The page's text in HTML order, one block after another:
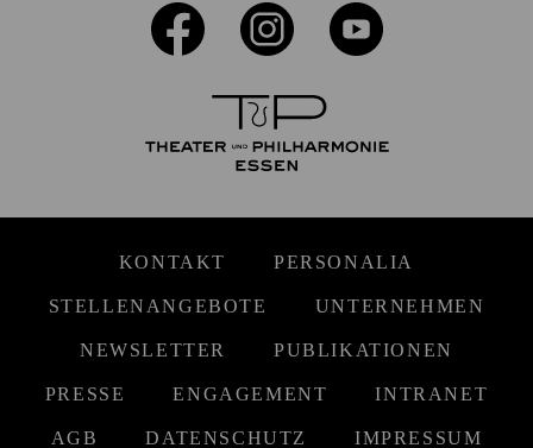
KONTAKT PERSONALIA
STELLENANGEBOTE UNTERNEHMEN
NEWSLETTER PUBLIKATIONEN
PRESSE ENGAGEMENT INTRANET
AGB DATENSCHUTZ IMPRESSUM